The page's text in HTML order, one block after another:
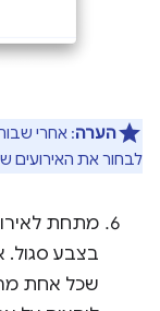
הערה: אחרי
לבחור את האירועים
מתחת
בצבע סגול.
שכל אחת